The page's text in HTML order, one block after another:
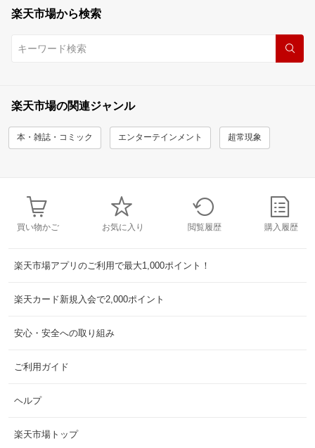
楽天市場から検索
楽天市場の関連ジャンル
本・雑誌・コミック エンターテインメント 超常現象
買い物かご お気に入り 閲覧履歴 購入履歴
楽天市場アプリのご利用で最大1,000ポイント！
楽天カード新規入会で2,000ポイント
安心・安全への取り組み
ご利用ガイド
ヘルプ
楽天市場トップ